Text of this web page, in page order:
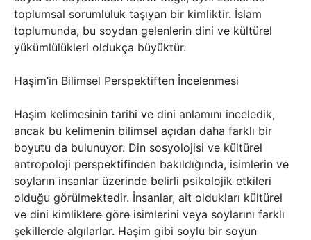
toplumsal sorumluluk taşıyan bir kimliktir. İslam
toplumunda, bu soydan gelenlerin dini ve kültürel
yükümlülükleri oldukça büyüktür.
Haşim’in Bilimsel Perspektiften İncelenmesi
Haşim kelimesinin tarihi ve dini anlamını inceledik,
ancak bu kelimenin bilimsel açıdan daha farklı bir
boyutu da bulunuyor. Din sosyolojisi ve kültürel
antropoloji perspektifinden bakıldığında, isimlerin ve
soyların insanlar üzerinde belirli psikolojik etkileri
olduğu görülmektedir. İnsanlar, ait oldukları kültürel
ve dini kimliklere göre isimlerini veya soylarını farklı
şekillerde algılarlar. Haşim gibi soylu bir soyun